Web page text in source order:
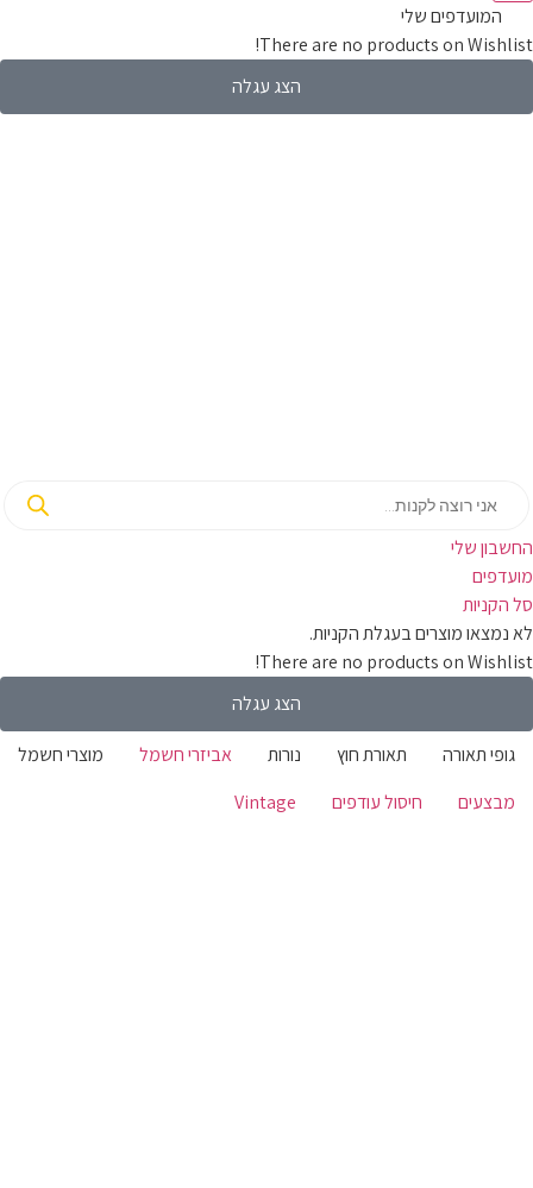
המועדפים שלי
There are no products on
הצג עגלה
שלי‬
מוצרים בעגלת הקניות.
There are no products on
הצג עגלה
תאורה תאורת חוץ נורות אביזרי חשמל
מוצרי חשמל
חיסול עודפים Vintage